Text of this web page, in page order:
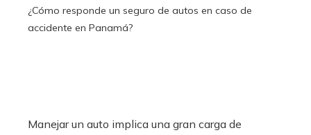
¿Cómo responde un seguro de autos en caso de
accidente en Panamá?
Manejar un auto implica una gran carga de